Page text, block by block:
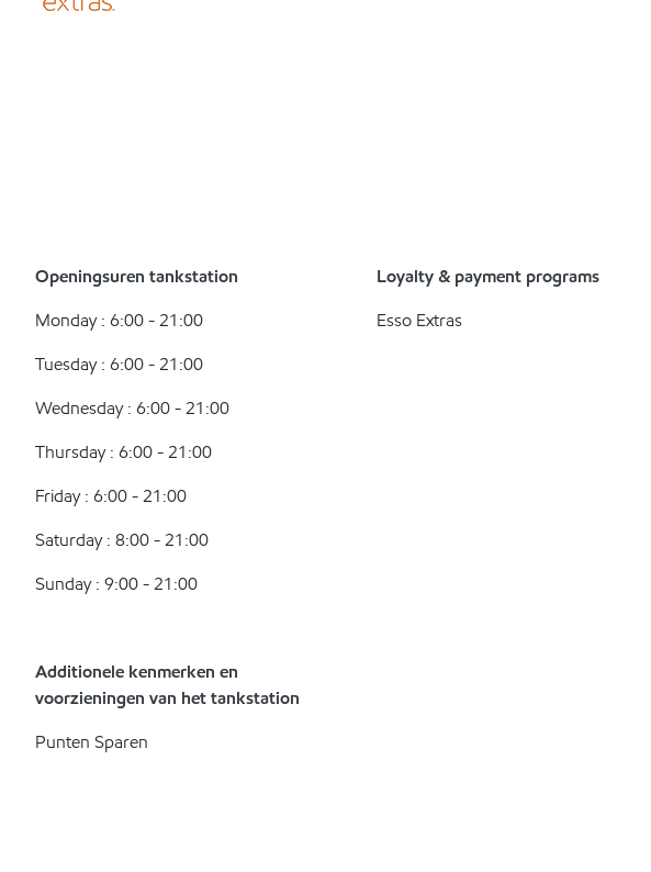
Openingsuren tankstation
Monday : 6:00 - 21:00
Tuesday : 6:00 - 21:00
Wednesday : 6:00 - 21:00
Thursday : 6:00 - 21:00
Friday : 6:00 - 21:00
Saturday : 8:00 - 21:00
Sunday : 9:00 - 21:00
Loyalty & payment programs
Esso Extras
Additionele kenmerken en
voorzieningen van het tankstation
Punten Sparen